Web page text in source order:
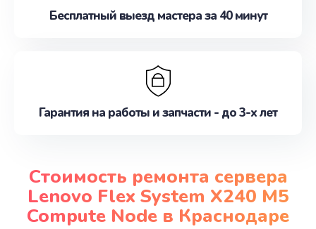
Бесплатный выезд мастера за 40 минут
Гарантия на работы и запчасти - до 3-х лет
Стоимость ремонта сервера
Lenovo Flex System X240 M5
Compute Node в Краснодаре